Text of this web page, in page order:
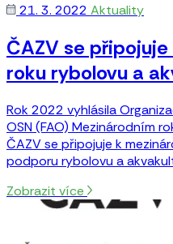
21. 3. 2022 Aktuality
ČAZV se
roku rybolovu a
Rok 2022 vyhlásila
OSN (FAO) Mezinárodním
ČAZV se připojuje k
podporu rybolovu a
Zobrazit více